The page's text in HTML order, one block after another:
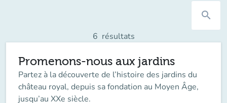
search
6 résultats
Promenons-nous aux jardins
Partez à la découverte de l’histoire des jardins du
château royal, depuis sa fondation au Moyen Âge,
jusqu’au XXe siècle.